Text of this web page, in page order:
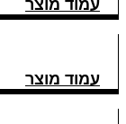
עמוד מוצר
עמוד מוצר